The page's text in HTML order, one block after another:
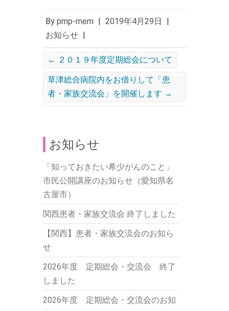
By pmp-mem | 2019年4月29日
|
お知らせ |
← ２０１９年度定期総会について
草津総合病院内をお借りして「患
者・家族交流会」を開催します →
お知らせ
「知っておきたい希少がんのこと」
市民公開講座のお知らせ（愛知県名
古屋市）
関西患者・家族交流会 終了しました
【関西】患者・家族交流会のお知ら
せ
2026年度 定期総会・交流会 終了
しました
2026年度 定期総会・交流会のお知